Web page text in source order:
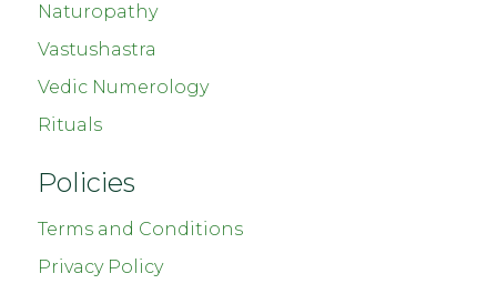
Naturopathy
Vastushastra
Vedic Numerology
Rituals
Policies
Terms and Conditions
Privacy Policy